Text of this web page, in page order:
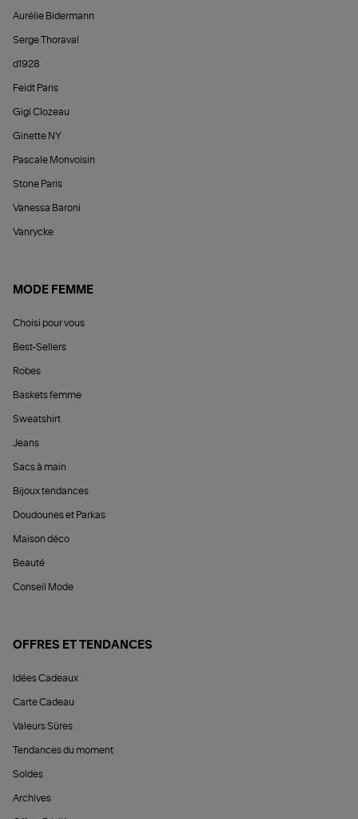
Aurélie Bidermann
Serge Thoraval
d1928
Feidt Paris
Gigi Clozeau
Ginette NY
Pascale Monvoisin
Stone Paris
Vanessa Baroni
Vanrycke
MODE FEMME
Choisi pour vous
Best-Sellers
Robes
Baskets femme
Sweatshirt
Jeans
Sacs à main
Bijoux tendances
Doudounes et Parkas
Maison déco
Beauté
Conseil Mode
OFFRES ET TENDANCES
Idées Cadeaux
Carte Cadeau
Valeurs Sûres
Tendances du moment
Soldes
Archives